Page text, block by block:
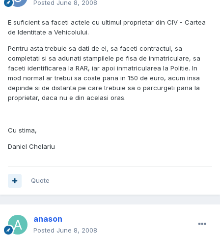
Posted June 8, 2008
E suficient sa faceti actele cu ultimul proprietar din CIV - Cartea
de Identitate a Vehicolului.
Pentru asta trebuie sa dati de el, sa faceti contractul, sa
completati si sa adunati stampilele pe fisa de inmatriculare, sa
faceti identificarea la RAR, iar apoi inmatricularea la Politie. In
mod normal ar trebui sa coste pana in 150 de euro, acum insa
depinde si de distanta pe care trebuie sa o parcurgeti pana la
proprietar, daca nu e din acelasi oras.
Cu stima,
Daniel Chelariu
Quote
anason
Posted June 8, 2008